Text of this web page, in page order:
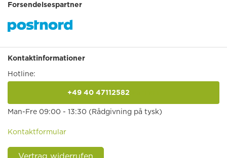
Forsendelsespartner
Kontaktinformationer
Hotline:
+49 40 47112582
Man-Fre 09:00 - 13:30 (Rådgivning på tysk)
Kontaktformular